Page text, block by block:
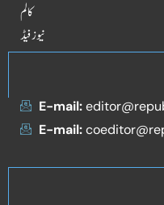
کالم
نیوز فیڈ
E-mail:
E-mail: